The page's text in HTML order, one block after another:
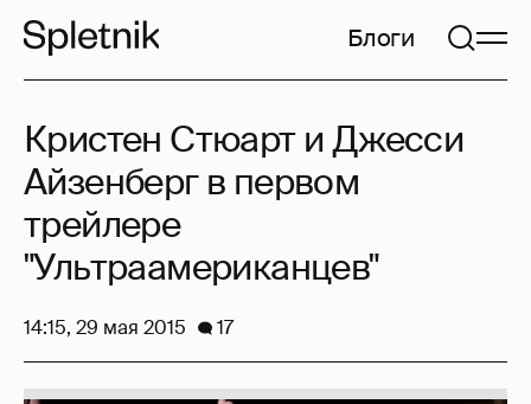
Блоги
Кристен Стюарт и Джесси
Айзенберг в первом
трейлере
"Ультраамериканцев"
14:15, 29 мая 2015 17